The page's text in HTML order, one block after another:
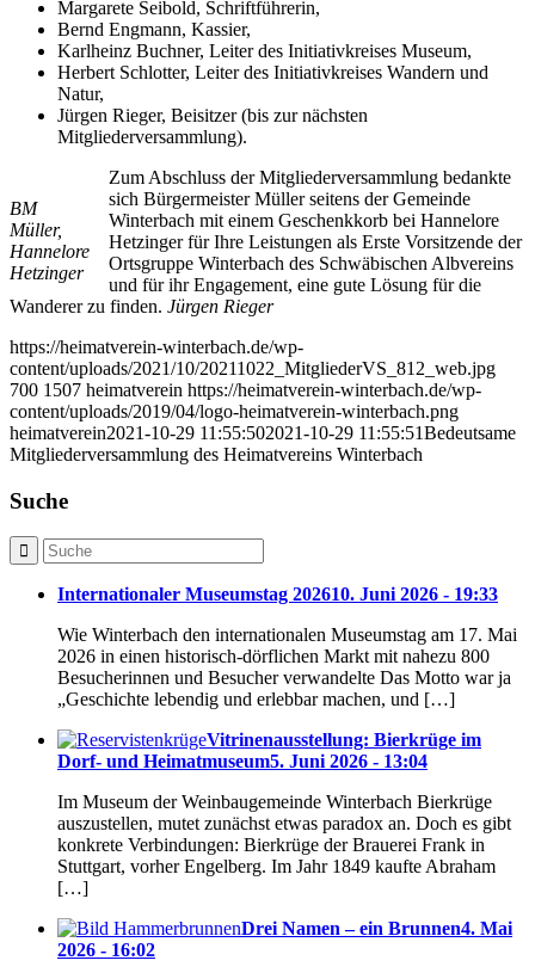
Margarete Seibold, Schriftführerin,
Bernd Engmann, Kassier,
Karlheinz Buchner, Leiter des Initiativkreises Museum,
Herbert Schlotter, Leiter des Initiativkreises Wandern und
Natur,
Jürgen Rieger, Beisitzer (bis zur nächsten
Mitgliederversammlung).
BM
Müller,
Hannelore
Hetzinger
Zum Abschluss der Mitgliederversammlung bedankte
sich Bürgermeister Müller seitens der Gemeinde
Winterbach mit einem Geschenkkorb bei Hannelore
Hetzinger für Ihre Leistungen als Erste Vorsitzende der
Ortsgruppe Winterbach des Schwäbischen Albvereins
und für ihr Engagement, eine gute Lösung für die
Wanderer zu finden. Jürgen Rieger
https://heimatverein-winterbach.de/wp-
content/uploads/2021/10/20211022_MitgliederVS_812_web.jpg
700 1507 heimatverein https://heimatverein-winterbach.de/wp-
content/uploads/2019/04/logo-heimatverein-winterbach.png
heimatverein2021-10-29 11:55:502021-10-29 11:55:51Bedeutsame
Mitgliederversammlung des Heimatvereins Winterbach
Suche
Internationaler Museumstag 202610. Juni 2026 - 19:33
Wie Winterbach den internationalen Museumstag am 17. Mai
2026 in einen historisch-dörflichen Markt mit nahezu 800
Besucherinnen und Besucher verwandelte Das Motto war ja
„Geschichte lebendig und erlebbar machen, und […]
Vitrinenausstellung: Bierkrüge im
Dorf- und Heimatmuseum5. Juni 2026 - 13:04
Im Museum der Weinbaugemeinde Winterbach Bierkrüge
auszustellen, mutet zunächst etwas paradox an. Doch es gibt
konkrete Verbindungen: Bierkrüge der Brauerei Frank in
Stuttgart, vorher Engelberg. Im Jahr 1849 kaufte Abraham
[…]
Drei Namen – ein Brunnen4. Mai
2026 - 16:02